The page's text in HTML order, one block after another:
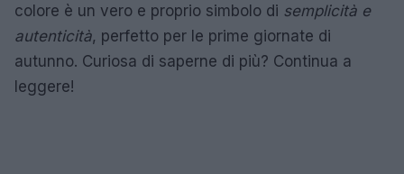
colore è un vero e proprio simbolo di semplicità e
autenticità, perfetto per le prime giornate di
autunno. Curiosa di saperne di più? Continua a
leggere!